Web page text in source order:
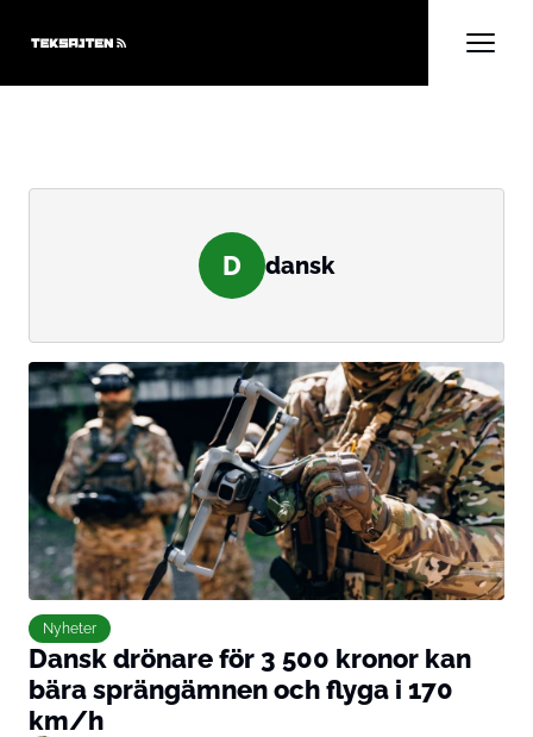
D dansk
Nyheter
Dansk drönare för 3 500 kronor kan
bära sprängämnen och flyga i 170
km/h